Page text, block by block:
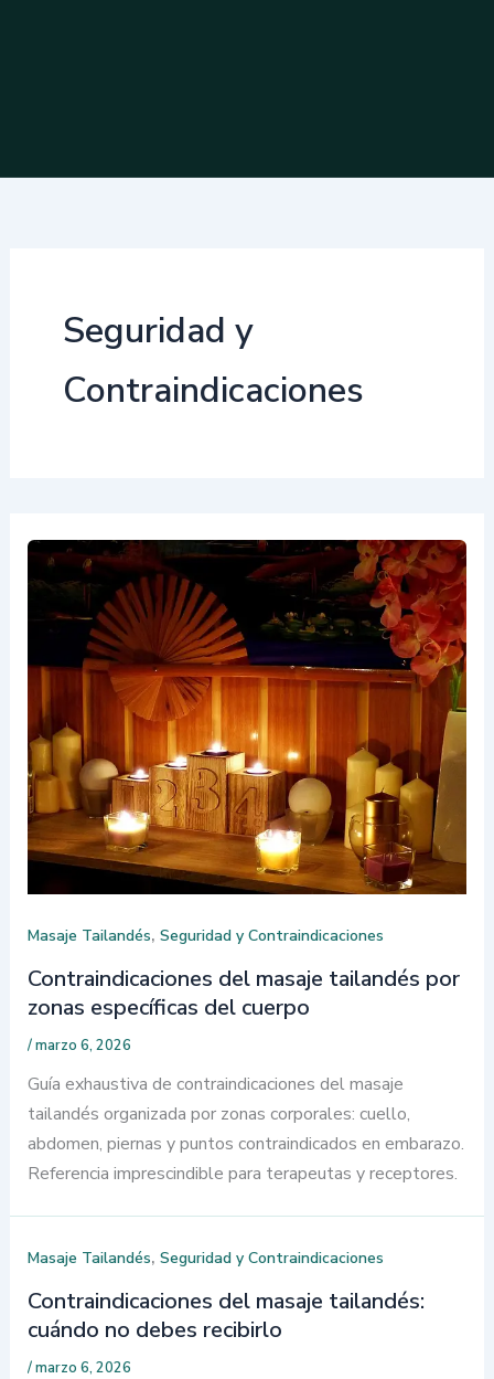
Seguridad y
Contraindicaciones
Masaje Tailandés, Seguridad y Contraindicaciones
Contraindicaciones del masaje tailandés por
zonas específicas del cuerpo
/marzo 6, 2026
Guía exhaustiva de contraindicaciones del masaje
tailandés organizada por zonas corporales: cuello,
abdomen, piernas y puntos contraindicados en embarazo.
Referencia imprescindible para terapeutas y receptores.
Masaje Tailandés, Seguridad y Contraindicaciones
Contraindicaciones del masaje tailandés:
cuándo no debes recibirlo
/marzo 6, 2026